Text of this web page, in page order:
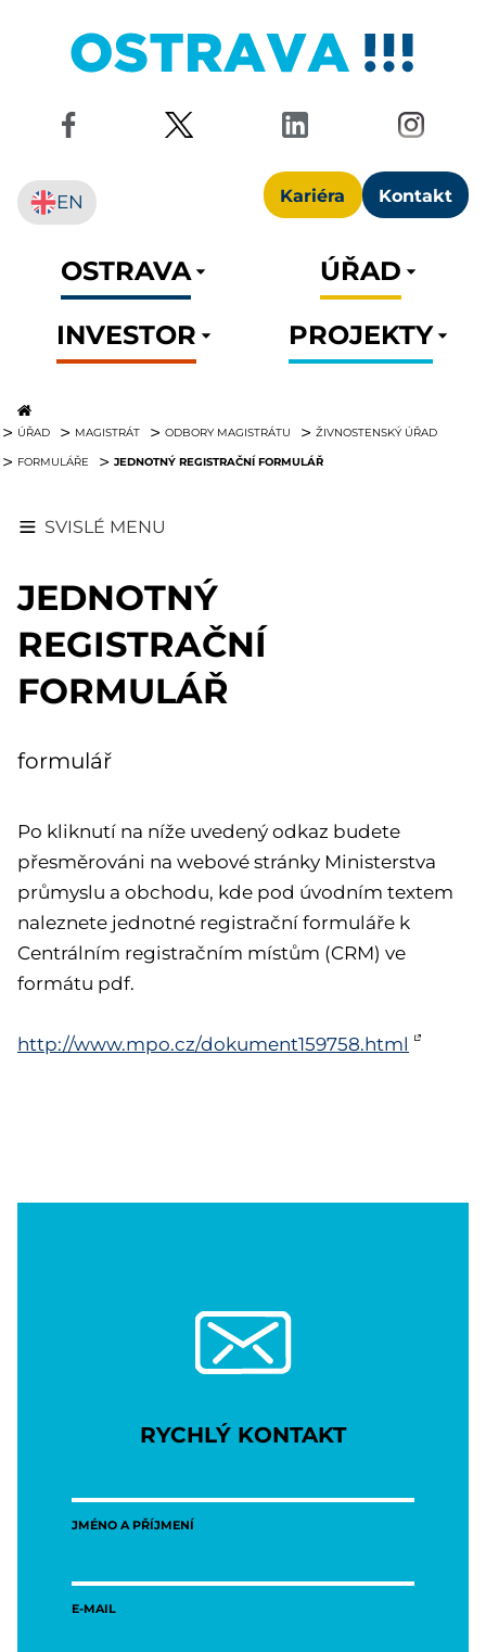
Kariéra Kontakt
EN
OSTRAVA
ÚŘAD
INVESTOR
PROJEKTY
ÚŘAD MAGISTRÁT ODBORY MAGISTRÁTU ŽIVNOSTENSKÝ ÚŘAD
FORMULÁŘE JEDNOTNÝ REGISTRAČNÍ FORMULÁŘ
SVISLÉ MENU
JEDNOTNÝ
REGISTRAČNÍ
FORMULÁŘ
formulář
Po kliknutí na níže uvedený odkaz budete
přesměrováni na webové stránky Ministerstva
průmyslu a obchodu, kde pod úvodním textem
naleznete jednotné registrační formuláře k
Centrálním registračním místům (CRM) ve
formátu pdf.
http://www.mpo.cz/dokument159758.html
RYCHLÝ KONTAKT
JMÉNO A PŘÍJMENÍ
E-MAIL